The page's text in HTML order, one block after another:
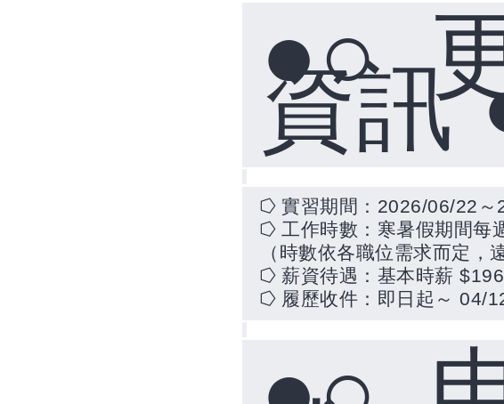
●○
資訊
⭔ 實習期間： 2026/06/22 ～
⭔ 工作時數：寒暑假期間每
（時數依各職位需求而定，
⭔ 薪資待遇：基本時薪 $196
⭔ 履歷收件：即日起～ 04/